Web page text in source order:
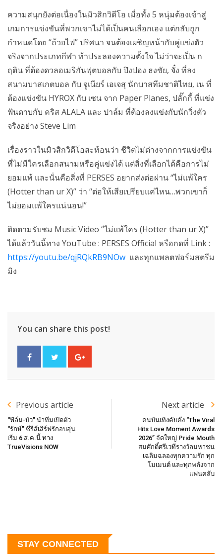
ความสนุกยังต่อเนื่องในมิวสิกวิดีโอ เมื่อทั้ง 5 หนุ่มต้องเข้าสู่
เกมการแข่งขันที่พวกเขาไม่ได้เป็นคนเลือกเอง แต่กลับถูก
กำหนดโดย “ถ้วยไฟ” ปริศนา จนต้องเผชิญหน้ากับคู่แข่งตัว
จริงจากประเภทกีฬา ท้าประลองความตั้งใจ ไม่ว่าจะเป็น ก
ฤติน ที่ต้องดวลอเมริกันฟุตบอลกับ ปิงปอง ธงชัย, จั๋ง ที่ลง
สนามบาสเกตบอล กับ จูเนียร์ เอเจสุ นักบาสทีมชาติไทย, เน ที่
ต้องแข่งขัน HYROX กับ เซน จาก Paper Planes, ปลั๊กกี้ ที่แข่ง
ฟันดาบกับ คริส ALALA และ ปาล์ม ที่ต้องลงแข่งกับนักวิ่งตัว
จริงอย่าง Steve Lim
เรื่องราวในมิวสิกวิดีโอสะท้อนว่า ชีวิตไม่ต่างจากการแข่งขัน
ที่ไม่มีใครเลือกสนามหรือคู่แข่งได้ แต่สิ่งที่เลือกได้คือการไม่
ยอมแพ้ และนั่นคือสิ่งที่ PERSES อยากส่งต่อผ่าน “ไม่แพ้ใคร
(Hotter than ur X)” ว่า “ต่อให้เสียเปรียบแค่ไหน…พวกเขาก็
ไม่ยอมแพ้ใครแน่นอน!”
ติดตามรับชม Music Video “ไม่แพ้ใคร (Hotter than ur X)”
ได้แล้ววันนี้ทาง YouTube : PERSES Official หรือกดที่ Link :
https://youtu.be/qjRQkRB9NOw และทุกแพลตฟอร์มสตรีม
มิง
You can share this post!
Previous article
“ฟิล์ม-บัว” นำทีมเปิดตัว
“รักษ์” ซีรีส์เสิร์ฟรักอบอุ่น
เริ่ม 6 ส.ค.นี้ ทาง
TrueVisions NOW
Next article
คนบันเทิงคับคั่ง “The Viral
Hits Love Moment Awards
2026” จัดใหญ่ Pride Mouth
สมศักดิ์ศรีเวทีรางวัลมหาชน
เฉลิมฉลองทุกความรัก ทุก
โมเมนต์ และทุกพลังจาก
แฟนคลับ
STAY CONNECTED